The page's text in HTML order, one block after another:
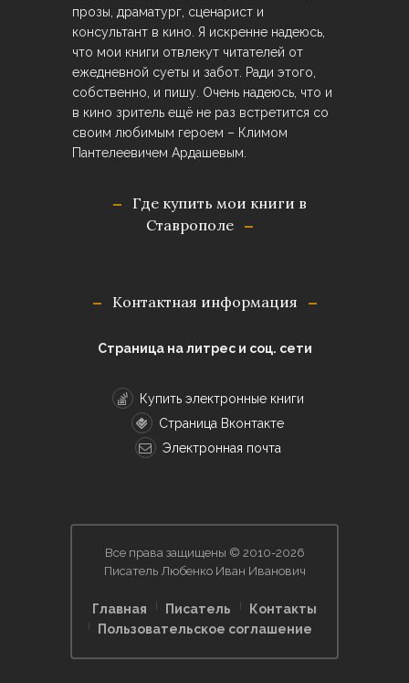
прозы, драматург, сценарист и
консультант в кино. Я искренне надеюсь,
что мои книги отвлекут читателей от
ежедневной суеты и забот. Ради этого,
собственно, и пишу. Очень надеюсь, что и
в кино зритель ещё не раз встретится со
своим любимым героем – Климом
Пантелеевичем Ардашевым.
Где купить мои книги в
Ставрополе
Контактная информация
Страница на литрес и соц. сети
Купить электронные книги
Страница Вконтакте
Электронная почта
Все права защищены © 2010-2026
Писатель Любенко Иван Иванович
Главная Писатель
Контакты
Пользовательское соглашение